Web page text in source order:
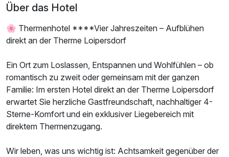
Über das Hotel
🌸 Thermenhotel ****Vier Jahreszeiten – Aufblühen
direkt an der Therme Loipersdorf
Ein Ort zum Loslassen, Entspannen und Wohlfühlen – ob
romantisch zu zweit oder gemeinsam mit der ganzen
Familie: Im ersten Hotel direkt an der Therme Loipersdorf
erwartet Sie herzliche Gastfreundschaft, nachhaltiger 4-
Sterne-Komfort und ein exklusiver Liegebereich mit
direktem Thermenzugang.
Wir leben, was uns wichtig ist: Achtsamkeit gegenüber der